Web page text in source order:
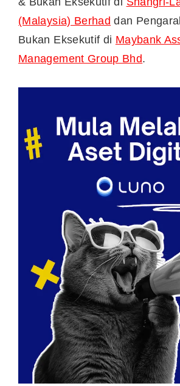
(Malaysia) Berhad dan
Bukan Eksekutif di Maybank
Management Group Bhd.